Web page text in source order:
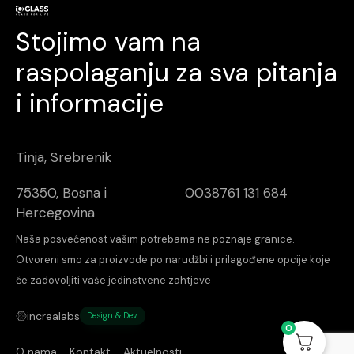
Stojimo vam na
raspolaganju za sva pitanja
i informacije
Tinja, Srebrenik
75350, Bosna i
Hercegovina
0038761 131 684
Naša posvećenost vašim potrebama ne poznaje granice.
Otvoreni smo za proizvode po narudžbi i prilagođene opcije koje
će zadovoljiti vaše jedinstvene zahtjeve
increalabs Design & Dev
0